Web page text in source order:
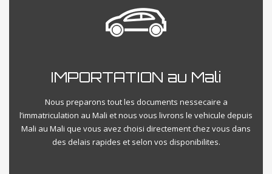
IMPORTATION au Mali
Nous preparons tout les documents nessecaire a
l’immatriculation au Mali et nous vous livrons le vehicule depuis
Mali au Mali que vous avez choisi directement chez vous dans
des delais rapides et selon vos disponibilites.